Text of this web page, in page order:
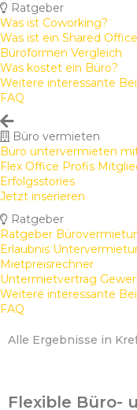
Ratgeber
Was ist Coworking?
Was ist ein Shared
Büroformen Vergleich
Was kostet ein Büro?
Weitere interessante
FAQ
Büro vermieten
Büro untervermieten
Flex Office Profis
Erfolgsstories
Jetzt inserieren
Ratgeber
Ratgeber
Erlaubnis
Mietpreisrechner
Untermietvertrag
Weitere interessante
FAQ
Alle Ergebnisse in
Flexible Büro-